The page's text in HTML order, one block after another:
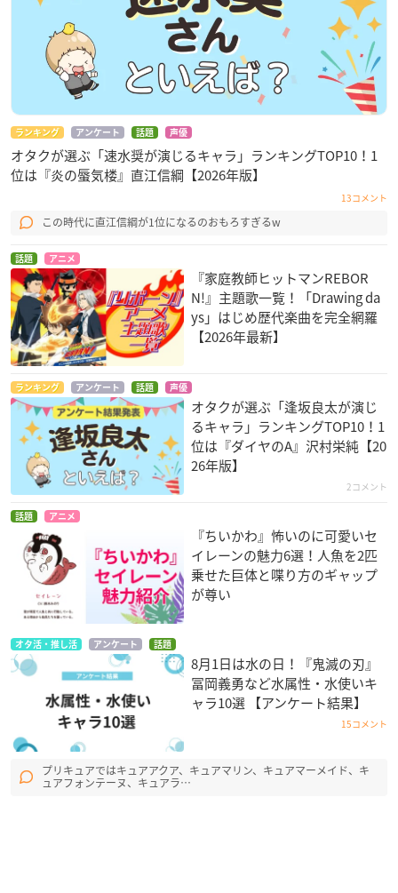
ランキング アンケート 話題 声優
オタクが選ぶ「速水奨が演じるキャラ」ランキングTOP10！1
位は『炎の蜃気楼』直江信綱【2026年版】
13コメント
この時代に直江信綱が1位になるのおもろすぎるw
話題 アニメ
『家庭教師ヒットマンREBOR
N!』主題歌一覧！「Drawing da
ys」はじめ歴代楽曲を完全網羅
【2026年最新】
ランキング アンケート 話題 声優
オタクが選ぶ「逢坂良太が演じ
るキャラ」ランキングTOP10！1
位は『ダイヤのA』沢村栄純【20
26年版】
2コメント
話題 アニメ
『ちいかわ』怖いのに可愛いセ
イレーンの魅力6選！人魚を2匹
乗せた巨体と喋り方のギャップ
が尊い
オタ活・推し活 アンケート 話題
8月1日は水の日！『鬼滅の刃』
冨岡義勇など水属性・水使いキ
ャラ10選 【アンケート結果】
15コメント
プリキュアではキュアアクア、キュアマリン、キュアマーメイド、キ
ュアフォンテーヌ、キュアラ…